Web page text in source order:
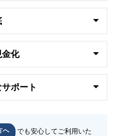
金化
ポート
へ
でも安心してご利用いた